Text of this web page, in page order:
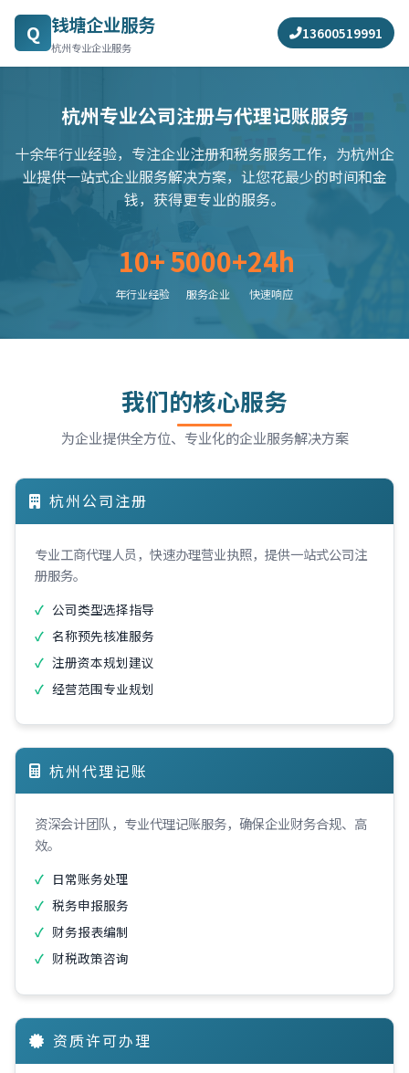
Q 钱塘企业服务
杭州专业企业服务
13600519991
杭州专业公司注册与代理记账服务
十余年行业经验，专注企业注册和税务服务工作，为杭州企
业提供一站式企业服务解决方案，让您花最少的时间和金
钱，获得更专业的服务。
10+
年行业经验
5000+
服务企业
24h
快速响应
我们的核心服务
为企业提供全方位、专业化的企业服务解决方案
杭州公司注册
专业工商代理人员，快速办理营业执照，提供一站式公司注
册服务。
公司类型选择指导
名称预先核准服务
注册资本规划建议
经营范围专业规划
杭州代理记账
资深会计团队，专业代理记账服务，确保企业财务合规、高
效。
日常账务处理
税务申报服务
财务报表编制
财税政策咨询
资质许可办理